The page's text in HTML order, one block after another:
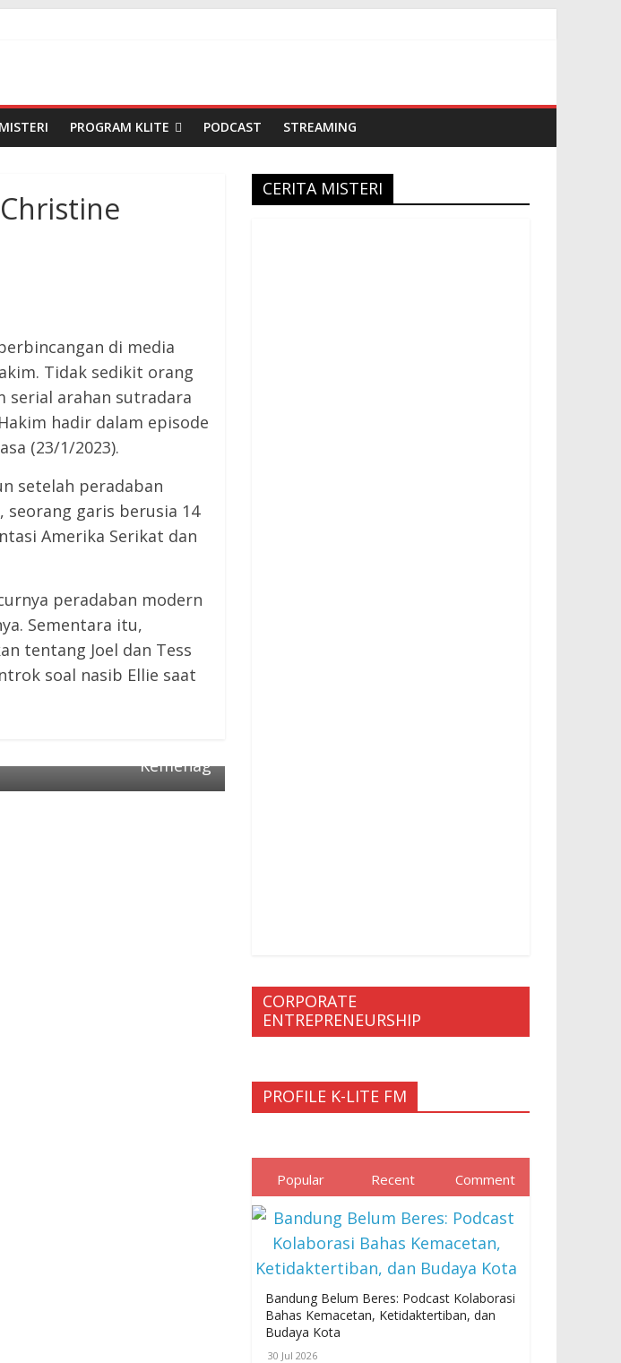
PROGRAM KLITE PODCAST STREAMING
di media
Tidak sedikit orang
serial arahan sutradara
hadir dalam episode
(23/1/2023).
setelah peradaban
seorang garis berusia 14
Amerika Serikat dan
peradaban modern
Sementara itu,
tentang Joel dan Tess
soal nasib Ellie saat
Ini 4 Fakta Terkini soal
Kemenag
CERITA MISTERI
CORPORATE
ENTREPRENEURSHIP
PROFILE K-LITE FM
Popular Recent Comment
Bandung Belum Beres: Podcast Kolaborasi
Bahas Kemacetan, Ketidaktertiban, dan
Budaya Kota
30 Jul 2026